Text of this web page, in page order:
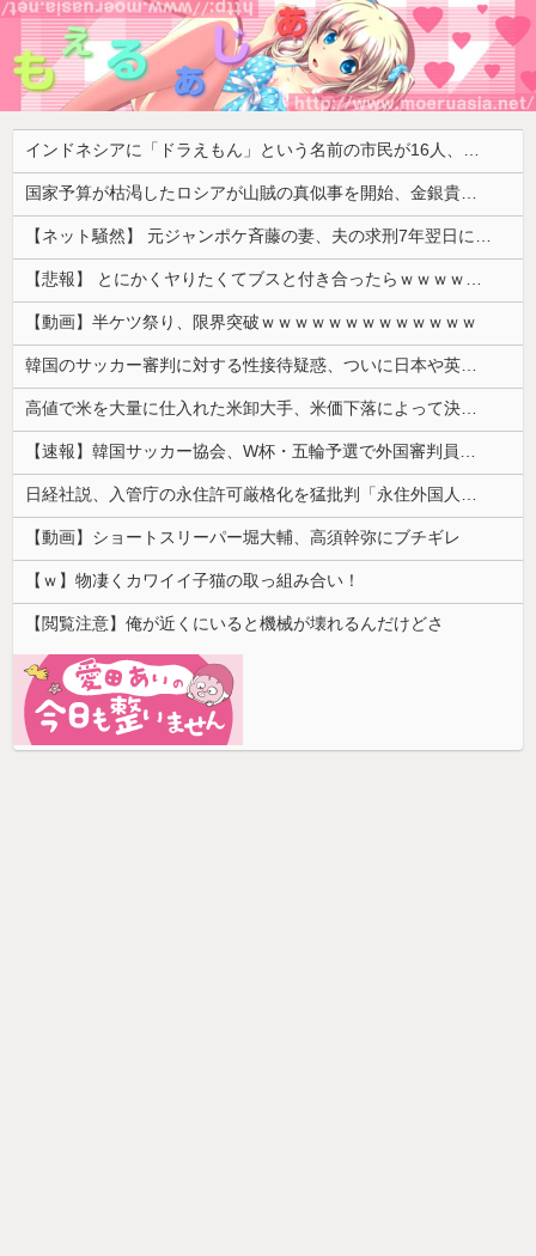
インドネシアに「ドラえもん」という名前の市民が16人、「のび太」は181人
国家予算が枯渇したロシアが山賊の真似事を開始、金銀貴金属じゃなくて自動車とかってところがリアリティありすぎる……
【ネット騒然】 元ジャンポケ斉藤の妻、夫の求刑7年翌日にインスタ更新！その内容がガチでヤバすぎる…
【悲報】 とにかくヤりたくてブスと付き合ったらｗｗｗｗｗｗｗｗｗｗｗｗｗｗｗ
【動画】半ケツ祭り、限界突破ｗｗｗｗｗｗｗｗｗｗｗｗｗ
韓国のサッカー審判に対する性接待疑惑、ついに日本や英国メディアにも取り上げられ国際問題に発展w
高値で米を大量に仕入れた米卸大手、米価下落によって決算が凄まじいことになっている模様
【速報】韓国サッカー協会、W杯・五輪予選で外国審判員や監督官を性接待！！！！
日経社説、入管庁の永住許可厳格化を猛批判「永住外国人の生活保護受給をなくす目的、外国人の意欲をそがないか懸念」「外国人を一時的な労働力ではなく、...
【動画】ショートスリーパー堀大輔、高須幹弥にブチギレ
【ｗ】物凄くカワイイ子猫の取っ組み合い！
【閲覧注意】俺が近くにいると機械が壊れるんだけどさ